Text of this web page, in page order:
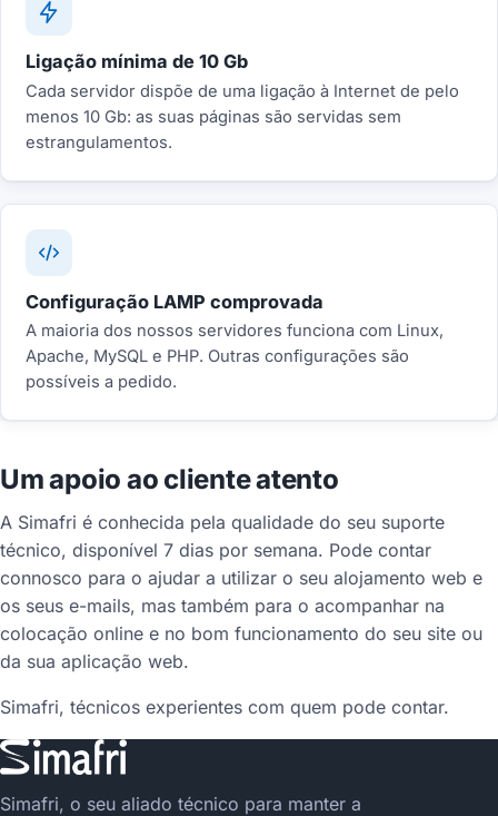
Ligação mínima de 10 Gb
Cada servidor dispõe de uma ligação à Internet de pelo
menos 10 Gb: as suas páginas são servidas sem
estrangulamentos.
Configuração LAMP comprovada
A maioria dos nossos servidores funciona com Linux,
Apache, MySQL e PHP. Outras configurações são
possíveis a pedido.
Um apoio ao cliente atento
A Simafri é conhecida pela qualidade do seu suporte
técnico, disponível 7 dias por semana. Pode contar
connosco para o ajudar a utilizar o seu alojamento web e
os seus e-mails, mas também para o acompanhar na
colocação online e no bom funcionamento do seu site ou
da sua aplicação web.
Simafri, técnicos experientes com quem pode contar.
Simafri, o seu aliado técnico para manter a